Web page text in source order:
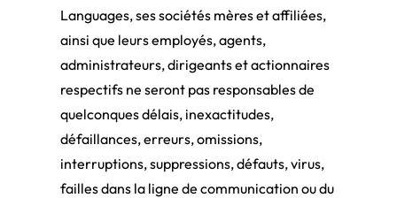
Languages, ses sociétés mères et affiliées,
ainsi que leurs employés, agents,
administrateurs, dirigeants et actionnaires
respectifs ne seront pas responsables de
quelconques délais, inexactitudes,
défaillances, erreurs, omissions,
interruptions, suppressions, défauts, virus,
failles dans la ligne de communication ou du